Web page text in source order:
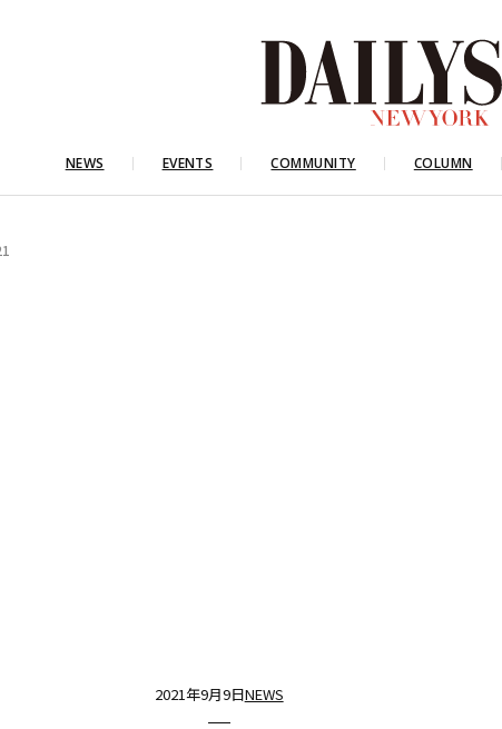
NEWS EVENTS COMMUNITY COLUMN
2021年9月9日NEWS